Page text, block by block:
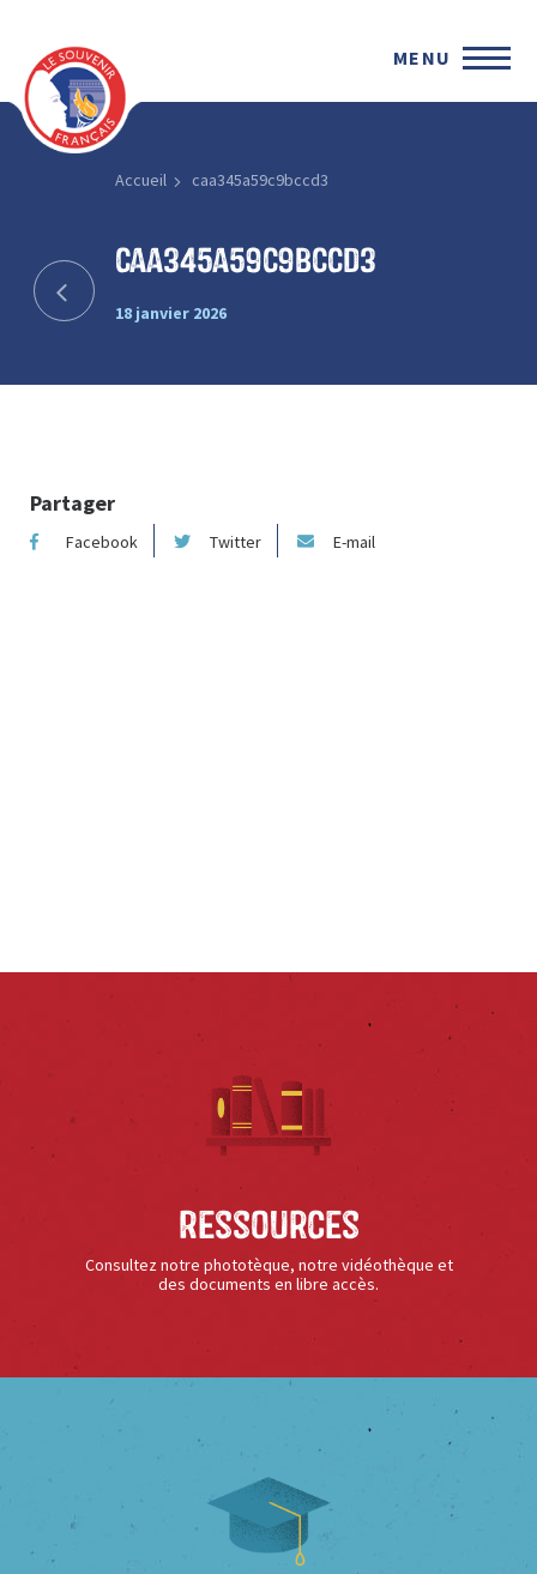
MENU
Accueil caa345a59c9bccd3
caa345a59c9bccd3
18 janvier 2026
Partager
Facebook Twitter E-mail
Ressources
Consultez notre phototèque, notre vidéothèque et
des documents en libre accès.